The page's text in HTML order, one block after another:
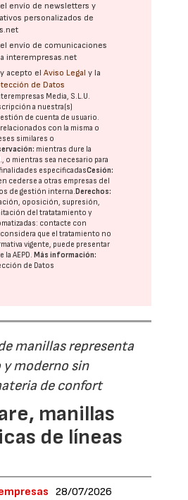
envío de newsletters y
personalizados de
envío de comunicaciones
interempresas.net
acepto elAviso Legal y la
de Datos
Media, S.L.U.
a nuestra(s)
de cuenta de usuario.
con la misma o
similares o
mientras dure la
o mientras sea necesario para
finalidades especificadasCesión:
cederse a otras empresas del
de gestión interna. Derechos:
oposición, supresión,
del tratatamiento y
contacte con
considera que el tratamiento no
vigente, puede presentar
laAEPD. Más información:
de Datos
manillas representa
y moderno sin
de confort
manillas
de líneas
28/07/2026